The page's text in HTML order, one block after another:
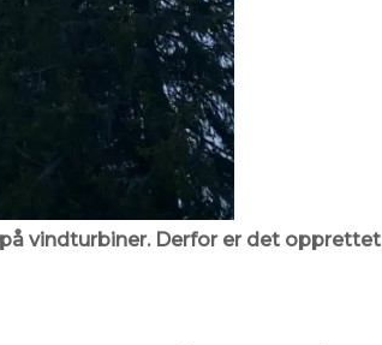
vindturbiner. Derfor er det opprettet